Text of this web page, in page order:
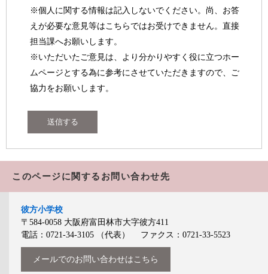
※個人に関する情報は記入しないでください。尚、お答
えが必要な意見等はこちらではお受けできません。直接
担当課へお願いします。
※いただいたご意見は、より分かりやすく役に立つホー
ムページとする為に参考にさせていただきますので、ご
協力をお願いします。
このページに関するお問い合わせ先
彼方小学校
〒584-0058 大阪府富田林市大字彼方411
電話：0721-34-3105
（代表） ファクス：0721-33-5523
メールでのお問い合わせはこちら